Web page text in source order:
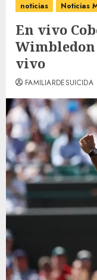
noticias Noticias
En vivo
Wimbledon
vivo
FAMILIARDESUICIDA